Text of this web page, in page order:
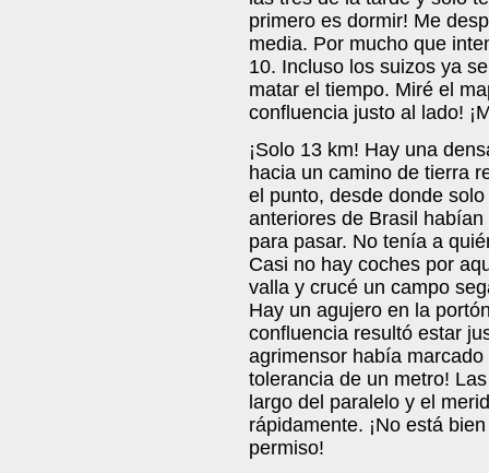
primero es dormir! Me
media. Por mucho que
10. Incluso los suizos ya
matar el tiempo. Miré el
confluencia justo al lado!
¡Solo 13 km! Hay una
hacia un camino de tierra
el punto, desde donde
anteriores de Brasil
para pasar. No tenía a
Casi no hay coches por
valla y crucé un campo
Hay un agujero en la
confluencia resultó estar
agrimensor había
tolerancia de un metro!
largo del paralelo y el
rápidamente. ¡No está
permiso!